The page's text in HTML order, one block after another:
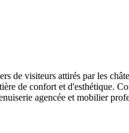
visiteurs attirés par les
de confort et d'esthétique.
agencée et mobilier